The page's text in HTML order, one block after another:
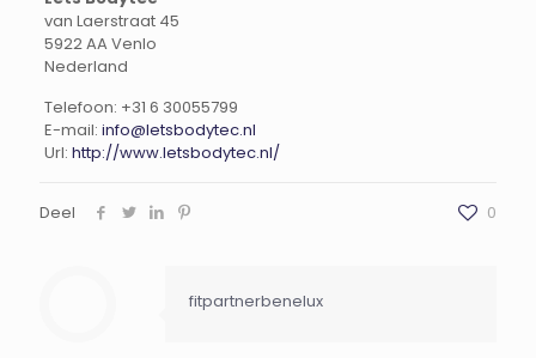
van Laerstraat 45
5922 AA Venlo
Nederland
Telefoon: +31 6 30055799
E-mail: info@letsbodytec.nl
Url: http://www.letsbodytec.nl/
Deel 0
fitpartnerbenelux